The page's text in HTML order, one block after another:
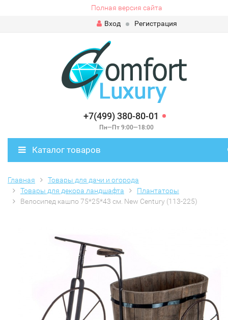
Полная версия сайта
Вход
Регистрация
+7(499) 380-80-01
Пн—Пт 9:00—18:00
Каталог товаров
Главная
Товары для дачи и огорода
Товары для декора ландшафта
Плантаторы
Велосипед кашпо 75*25*43 см. New Century (113-225)